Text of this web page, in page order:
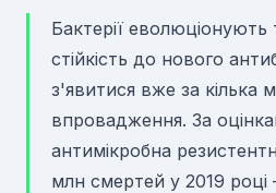
Бактерії
стійкість до нового
з'явитися вже за кілька
впровадження. За
антимікробна
млн смертей у 2019